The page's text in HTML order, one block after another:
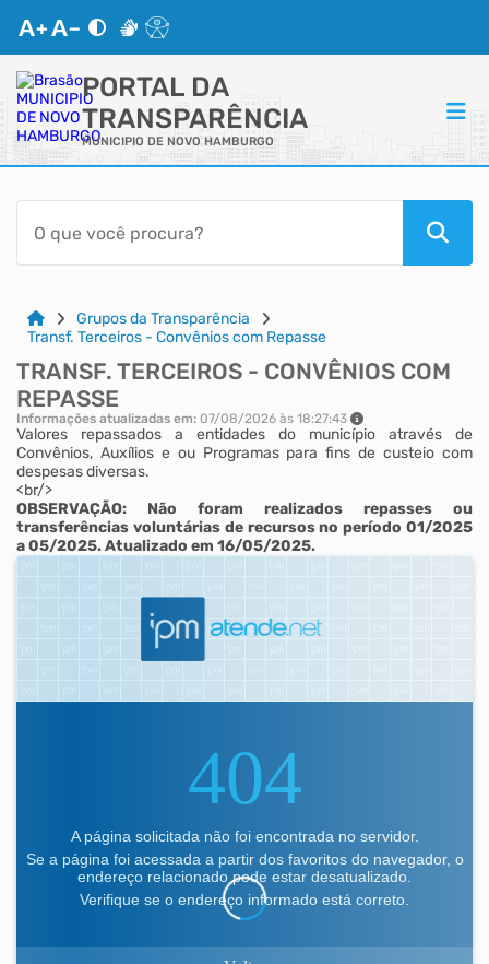
PORTAL DA
TRANSPARÊNCIA
MUNICIPIO DE NOVO HAMBURGO
ACESSO RÁPIDO
Acessibilidade
Portal do Cidadão
Autoatendimento
Mapa do Site
Grupos da Transparência
Transf. Terceiros - Convênios com Repasse
TRANSF. TERCEIROS - CONVÊNIOS COM
REPASSE
Informações atualizadas em: 07/08/2026 às 18:27:43
Valores repassados a entidades do município através de
Convênios, Auxílios e ou Programas para fins de custeio com
despesas diversas.
<br/>
OBSERVAÇÃO: Não foram realizados repasses ou
transferências voluntárias de recursos no período 01/2025
a 05/2025. Atualizado em 16/05/2025.